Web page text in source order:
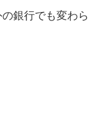
銀行でも変わら